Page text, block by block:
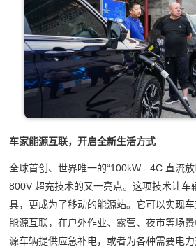
车家能源互联，开启全新生活方式
全球首创、世界唯一的“100kW - 4C 直流
800V 超充技术的又一亮点。这项技术让车
具，更成为了移动的能源站。它可以实现
能源互联，在户外作业、露营、夜市等场
源车辆提供应急补电，或者为各种需要电